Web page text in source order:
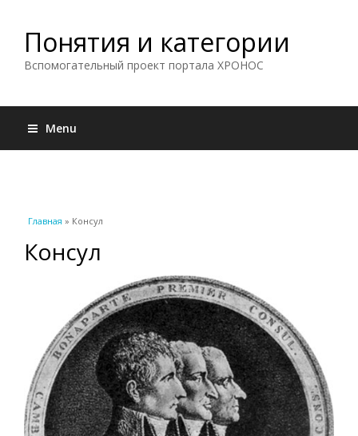
Понятия и категории
Вспомогательный проект портала ХРОНОС
Menu
Вы здесь
Главная » Консул
Консул